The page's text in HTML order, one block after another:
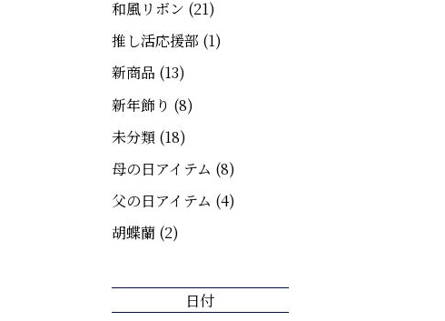
和風リボン (21)
推し活応援部 (1)
新商品 (13)
新年飾り (8)
未分類(18)
母の日アイテム (8)
父の日アイテム (4)
胡蝶蘭(2)
日付